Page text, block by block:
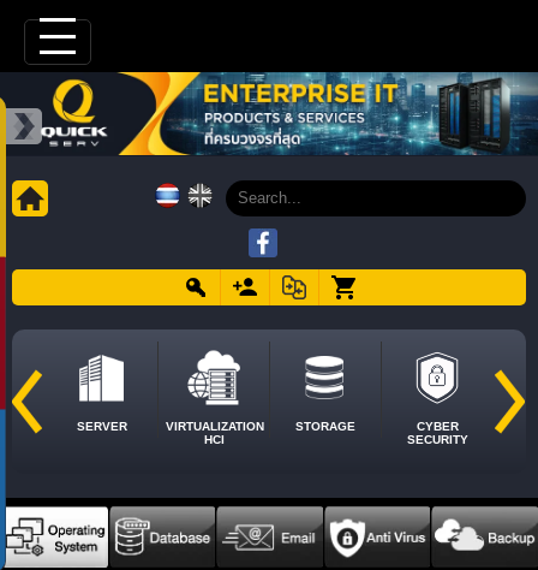
SERVER
VIRTUALIZATION
HCI
STORAGE
CYBER
SECURITY